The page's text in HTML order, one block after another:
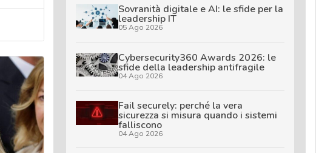
Sovranità digitale e AI: le sfide per la
leadership IT
05 Ago 2026
Cybersecurity360 Awards 2026: le
sfide della leadership antifragile
04 Ago 2026
Fail securely: perché la vera
sicurezza si misura quando i sistemi
falliscono
04 Ago 2026